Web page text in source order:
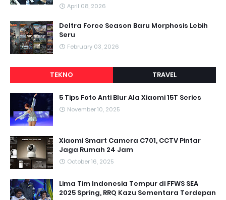
April 08, 2026
Deltra Force Season Baru Morphosis Lebih
Seru
February 03, 2026
TEKNO TRAVEL
5 Tips Foto Anti Blur Ala Xiaomi 15T Series
November 10, 2025
Xiaomi Smart Camera C701, CCTV Pintar
Jaga Rumah 24 Jam
October 16, 2025
Lima Tim Indonesia Tempur di FFWS SEA
2025 Spring, RRQ Kazu Sementara Terdepan